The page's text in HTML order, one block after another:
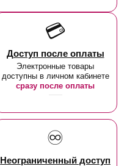
💳
Доступ после оплаты
Электронные товары
доступны в личном кабинете
сразу после оплаты
♾️
Неограниченный доступ